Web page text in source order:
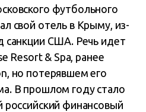
футбольного
свой отель в Крыму, из-
санкции США. Речь идет
Resort & Spa, ранее
но потерявшем его
В прошлом году стало
российский финансовый